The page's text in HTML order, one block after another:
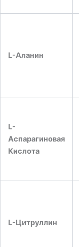
L-Аланин
L-
Аспарагиновая
Кислота
L-Цитруллин